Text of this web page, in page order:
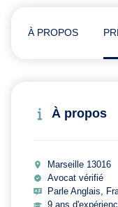
À PROPOS
À propos
Marseille 13016
Avocat vérifié
Parle Anglais,
9 ans